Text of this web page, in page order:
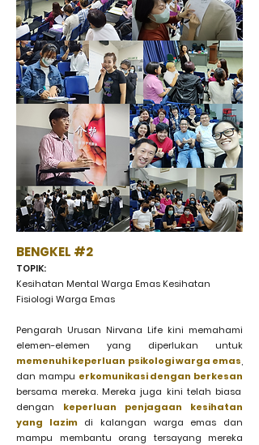
BENGKEL #2
TOPIK:
Kesihatan Mental Warga Emas Kesihatan
Fisiologi Warga Emas
Pengarah Urusan Nirvana Life kini memahami
elemen-elemen yang diperlukan untuk
memenuhi keperluan psikologi warga emas
dan mampu erkomunikasi dengan berkesan
bersama mereka. Mereka juga kini telah biasa
dengan keperluan penjagaan kesihatan
yang lazimdi kalangan warga emas dan
mampu membantu orang tersayang mereka